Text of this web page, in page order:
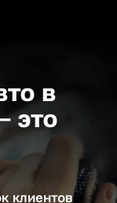
в
это
клиентов